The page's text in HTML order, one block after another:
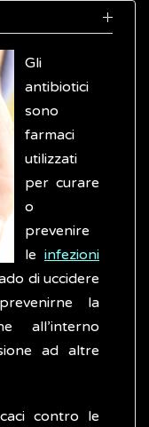
Gli
antibiotici
sono
farmaci
utilizzati
per curare
o
prevenire
le infezioni
di uccidere
la
all’interno
ad altre
contro le